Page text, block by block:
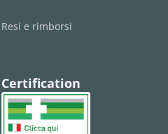
Resi e rimborsi
Certification